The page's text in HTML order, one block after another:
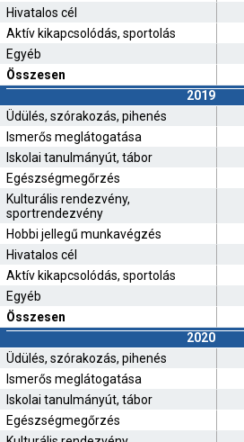
Hivatalos cél
Aktív kikapcsolódás, sportolás
Egyéb
Összesen
2019
Üdülés, szórakozás, pihenés
Ismerős meglátogatása
Iskolai tanulmányút, tábor
Egészségmegőrzés
Kulturális rendezvény,
sportrendezvény
Hobbi jellegű munkavégzés
Hivatalos cél
Aktív kikapcsolódás, sportolás
Egyéb
Összesen
2020
Üdülés, szórakozás, pihenés
Ismerős meglátogatása
Iskolai tanulmányút, tábor
Egészségmegőrzés